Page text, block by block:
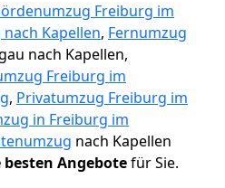
Freiburg im
Kapellen, Fernumzug
nach Kapellen,
Freiburg im
, Privatumzug Freiburg im
in Freiburg im
nach Kapellen
Angebotefür Sie.